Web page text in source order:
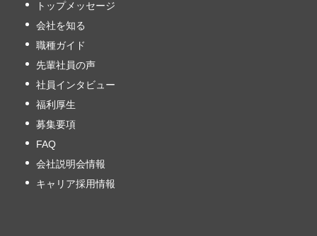
トップメッセージ
会社を知る
職種ガイド
先輩社員の声
社員インタビュー
福利厚生
募集要項
FAQ
会社説明会情報
キャリア採用情報